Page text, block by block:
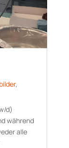
,
d)
während
alle